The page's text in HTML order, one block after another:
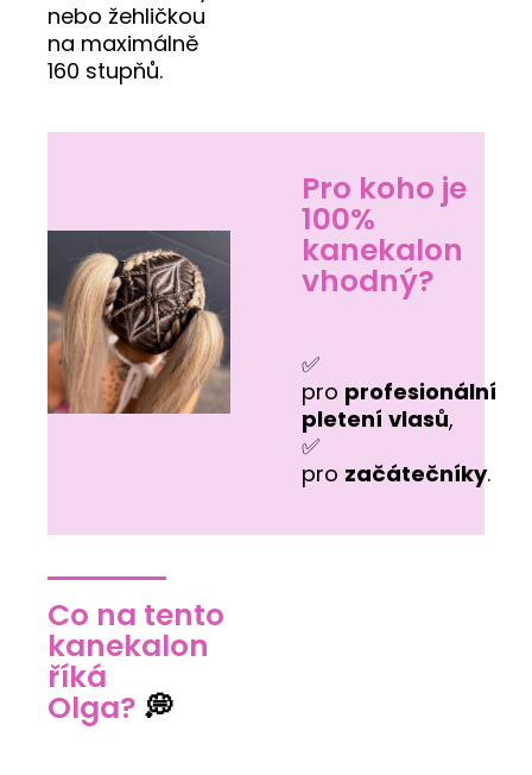
nebo žehličkou
na maximálně
160 stupňů.
Pro koho je
100%
kanekalon
vhodný?
✅
pro profesionální
pletení vlasů,
✅
pro začátečníky.
Co na tento
kanekalon
říká
Olga? 💭